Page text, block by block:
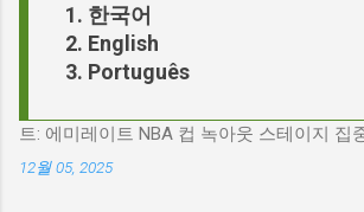
점에서 다니엘 데이 루이스
것은 결코 우연이 아닙니다.
기'의 극한을 보여주는 배우
완벽하게 몰입하여 실제 인
정도의 연기를 선보였습니다
들이 어떻게 얽혀있는 것일
오늘의 특가 'Signalgate' 스
의 그림자 먼저 'Signalgate'
인 피트 헤게세스부터 살펴
개된 국방부 감사 보고서에
한국어
English
Português
트: 에미레이트 NBA 컵 녹아웃 스테이지 집
12월 05, 2025